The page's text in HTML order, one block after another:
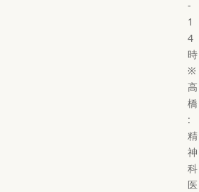
-
1
4
時
※
高
橋
:
精
神
科
医